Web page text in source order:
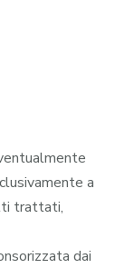
a
trattati,
dai